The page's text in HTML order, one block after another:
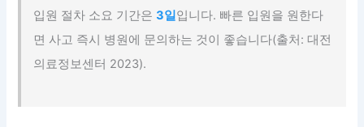
입원 절차 소요 기간은3일입니다. 빠른 입원을 원한다
면 사고 즉시 병원에 문의하는 것이 좋습니다(출처: 대전
의료정보센터 2023).